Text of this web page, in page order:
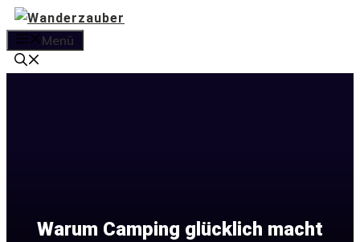
Zum
Inhalt
springen
Menü
Warum Camping glücklich macht